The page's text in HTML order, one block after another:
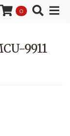
0
9911